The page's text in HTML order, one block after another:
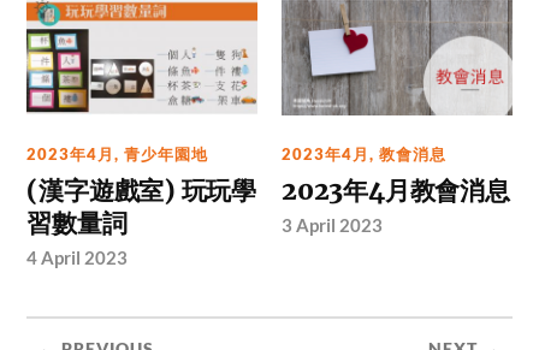
2023年4月,青少年園地
(漢字遊戲室) 玩玩學
習數量詞
4 April 2023
2023年4月,教會消息
2023年4月教會消息
3 April 2023